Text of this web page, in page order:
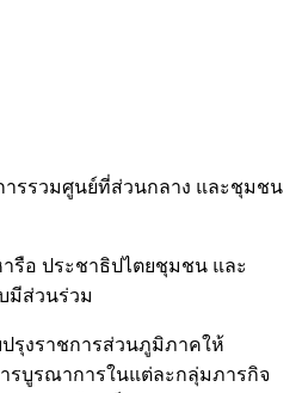
ารรวมศูนย์ที่ส่วนกลาง และชุมชน
รือ ประชาธิปไตยชุมชน และ
มีส่วนร่วม
รุงราชการส่วนภูมิภาคให้
รบูรณาการในแต่ละกลุ่มภารกิจ